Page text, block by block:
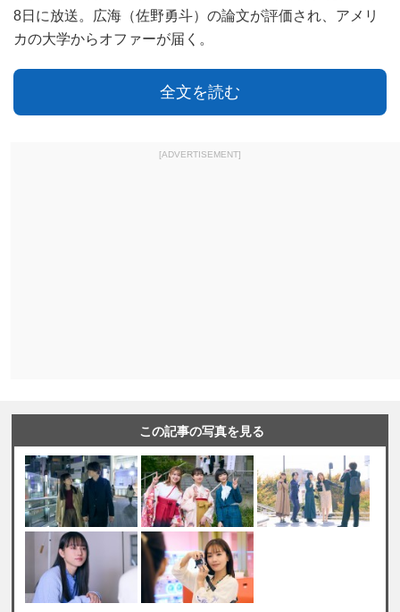
8日に放送。広海（佐野勇斗）の論文が評価され、アメリ
カの大学からオファーが届く。
全文を読む
[ADVERTISEMENT]
この記事の写真を見る